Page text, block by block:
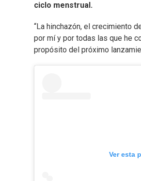
ciclo menstrual.
“La hinchazón, el crecimiento
por mí y por todas las que he
propósito del próximo
Ver esta